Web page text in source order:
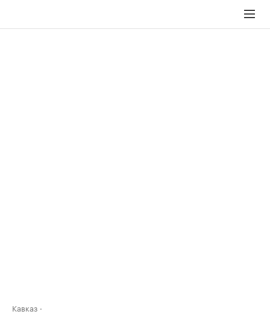
Кавказ